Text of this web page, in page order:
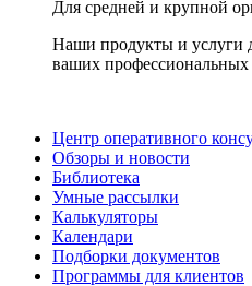
Для средней и крупной
Наши продукты и услуги
ваших профессиональных
Центр оперативного
Обзоры и новости
Библиотека
Умные рассылки
Калькуляторы
Календари
Подборки документов
Программы для клиентов